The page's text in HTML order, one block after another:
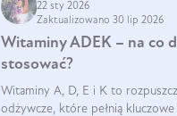
22 sty 2026
Zaktualizowano 30 lip 2026
Witaminy ADEK – na co
stosować?
Witaminy A, D, E i K to
odżywcze, które pełnią